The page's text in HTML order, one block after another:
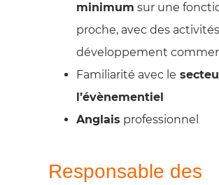
minimum sur une
proche, avec des
développement
Familiarité avec le
l’évènementiel
Anglais professionnel
Responsable des